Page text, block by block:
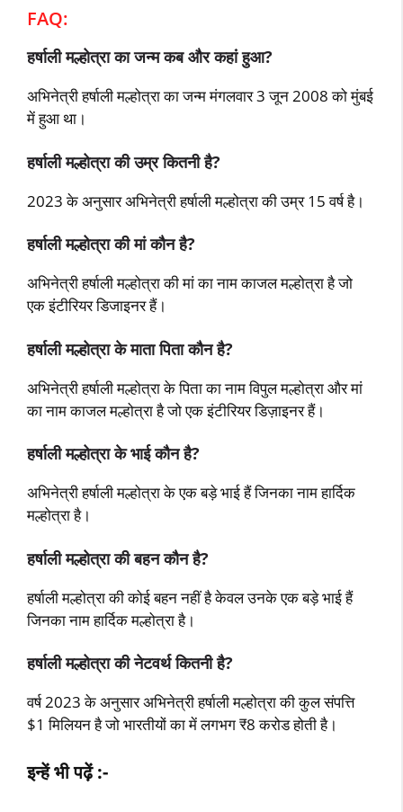
FAQ:
हर्षाली मल्होत्रा का जन्म कब और कहां हुआ?
अभिनेत्री हर्षाली मल्होत्रा का जन्म मंगलवार 3 जून 2008 को मुंबई
में हुआ था।
हर्षाली मल्होत्रा की उम्र कितनी है?
2023 के अनुसार अभिनेत्री हर्षाली मल्होत्रा की उम्र 15 वर्ष है।
हर्षाली मल्होत्रा की मां कौन है?
अभिनेत्री हर्षाली मल्होत्रा की मां का नाम काजल मल्होत्रा है जो
एक इंटीरियर डिजाइनर हैं।
हर्षाली मल्होत्रा के माता पिता कौन है?
अभिनेत्री हर्षाली मल्होत्रा के पिता का नाम विपुल मल्होत्रा और मां
का नाम काजल मल्होत्रा है जो एक इंटीरियर डिज़ाइनर हैं।
हर्षाली मल्होत्रा के भाई कौन है?
अभिनेत्री हर्षाली मल्होत्रा के एक बड़े भाई हैं जिनका नाम हार्दिक
मल्होत्रा है।
हर्षाली मल्होत्रा की बहन कौन है?
हर्षाली मल्होत्रा की कोई बहन नहीं है केवल उनके एक बड़े भाई हैं
जिनका नाम हार्दिक मल्होत्रा है।
हर्षाली मल्होत्रा की नेटवर्थ कितनी है?
वर्ष 2023 के अनुसार अभिनेत्री हर्षाली मल्होत्रा की कुल संपत्ति
$1 मिलियन है जो भारतीयों का में लगभग ₹8 करोड होती है।
इन्हें भी पढ़ें :-